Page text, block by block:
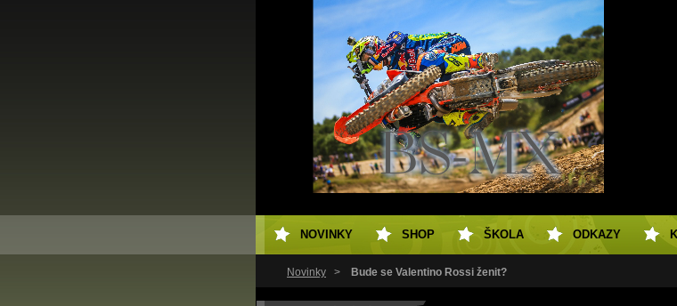
Novinky > Bude se Valentino Rossi ženit?
NOVINKY SHOP ŠKOLA ODKAZY